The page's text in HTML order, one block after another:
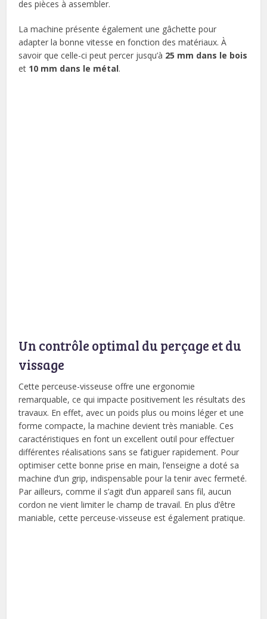
des pièces à assembler.
La machine présente également une gâchette pour
adapter la bonne vitesse en fonction des matériaux. À
savoir que celle-ci peut percer jusqu’à 25 mm dans le bois
et 10 mm dans le métal.
Un contrôle optimal du perçage et du
vissage
Cette perceuse-visseuse offre une ergonomie
remarquable, ce qui impacte positivement les résultats des
travaux. En effet, avec un poids plus ou moins léger et une
forme compacte, la machine devient très maniable. Ces
caractéristiques en font un excellent outil pour effectuer
différentes réalisations sans se fatiguer rapidement. Pour
optimiser cette bonne prise en main, l’enseigne a doté sa
machine d’un grip, indispensable pour la tenir avec fermeté.
Par ailleurs, comme il s’agit d’un appareil sans fil, aucun
cordon ne vient limiter le champ de travail. En plus d’être
maniable, cette perceuse-visseuse est également pratique.